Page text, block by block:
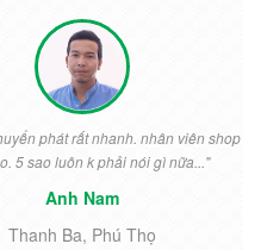
nhân viên shop nhiệt tình
phải nói gì nữa..."
Phú Thọ